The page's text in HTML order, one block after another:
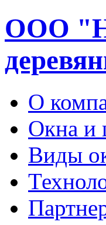
ООО
О
Окна и
Виды